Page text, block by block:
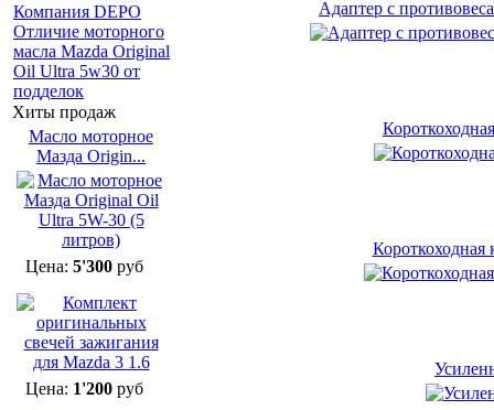
Компания DEPO
Отличие моторного
масла Mazda Original
Oil Ultra 5w30 от
подделок
Хиты продаж
Масло моторное
Мазда Origin...
Цена: 5'300руб
Цена: 1'200руб
Адаптер с
Короткоходная